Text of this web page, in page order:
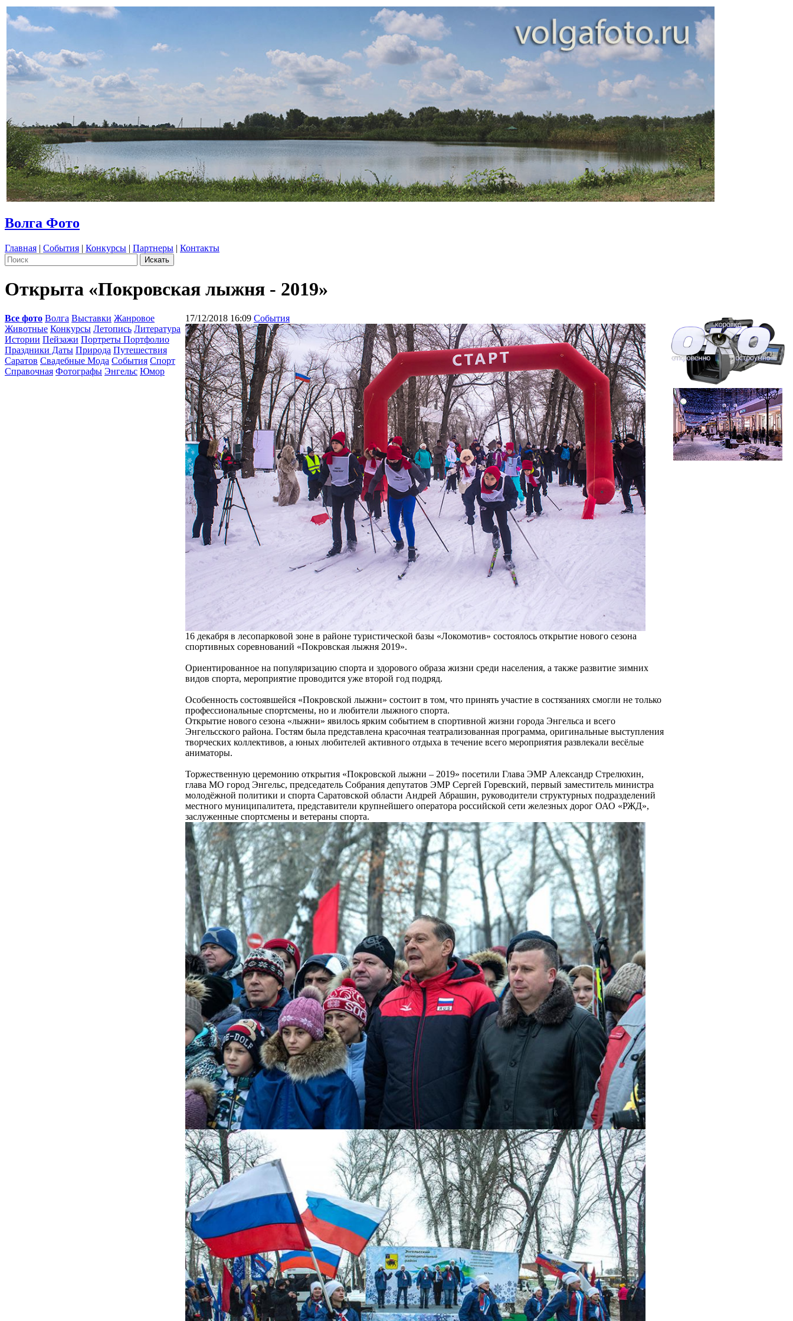
Волга Фото
Главная | События | Конкурсы | Партнеры | Контакты
Открыта «Покровская лыжня - 2019»
Все фото Волга Выставки Жанровое
Животные Конкурсы Летопись Литература
Истории Пейзажи Портреты Портфолио
Праздники Даты Природа Путешествия
Саратов Свадебные Мода События Спорт
Справочная Фотографы Энгельс Юмор
17/12/2018 16:09 События
16 декабря в лесопарковой зоне в районе туристической базы «Локомотив» состоялось открытие нового сезона
спортивных соревнований «Покровская лыжня 2019».
Ориентированное на популяризацию спорта и здорового образа жизни среди населения, а также развитие зимних
видов спорта, мероприятие проводится уже второй год подряд.
Особенность состоявшейся «Покровской лыжни» состоит в том, что принять участие в состязаниях смогли не только
профессиональные спортсмены, но и любители лыжного спорта.
Открытие нового сезона «лыжни» явилось ярким событием в спортивной жизни города Энгельса и всего
Энгельсского района. Гостям была представлена красочная театрализованная программа, оригинальные выступления
творческих коллективов, а юных любителей активного отдыха в течение всего мероприятия развлекали весёлые
аниматоры.
Торжественную церемонию открытия «Покровской лыжни – 2019» посетили Глава ЭМР Александр Стрелюхин,
глава МО город Энгельс, председатель Собрания депутатов ЭМР Сергей Горевский, первый заместитель министра
молодёжной политики и спорта Саратовской области Андрей Абрашин, руководители структурных подразделений
местного муниципалитета, представители крупнейшего оператора российской сети железных дорог ОАО «РЖД»,
заслуженные спортсмены и ветераны спорта.